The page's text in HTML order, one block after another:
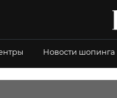
Новости шопинга